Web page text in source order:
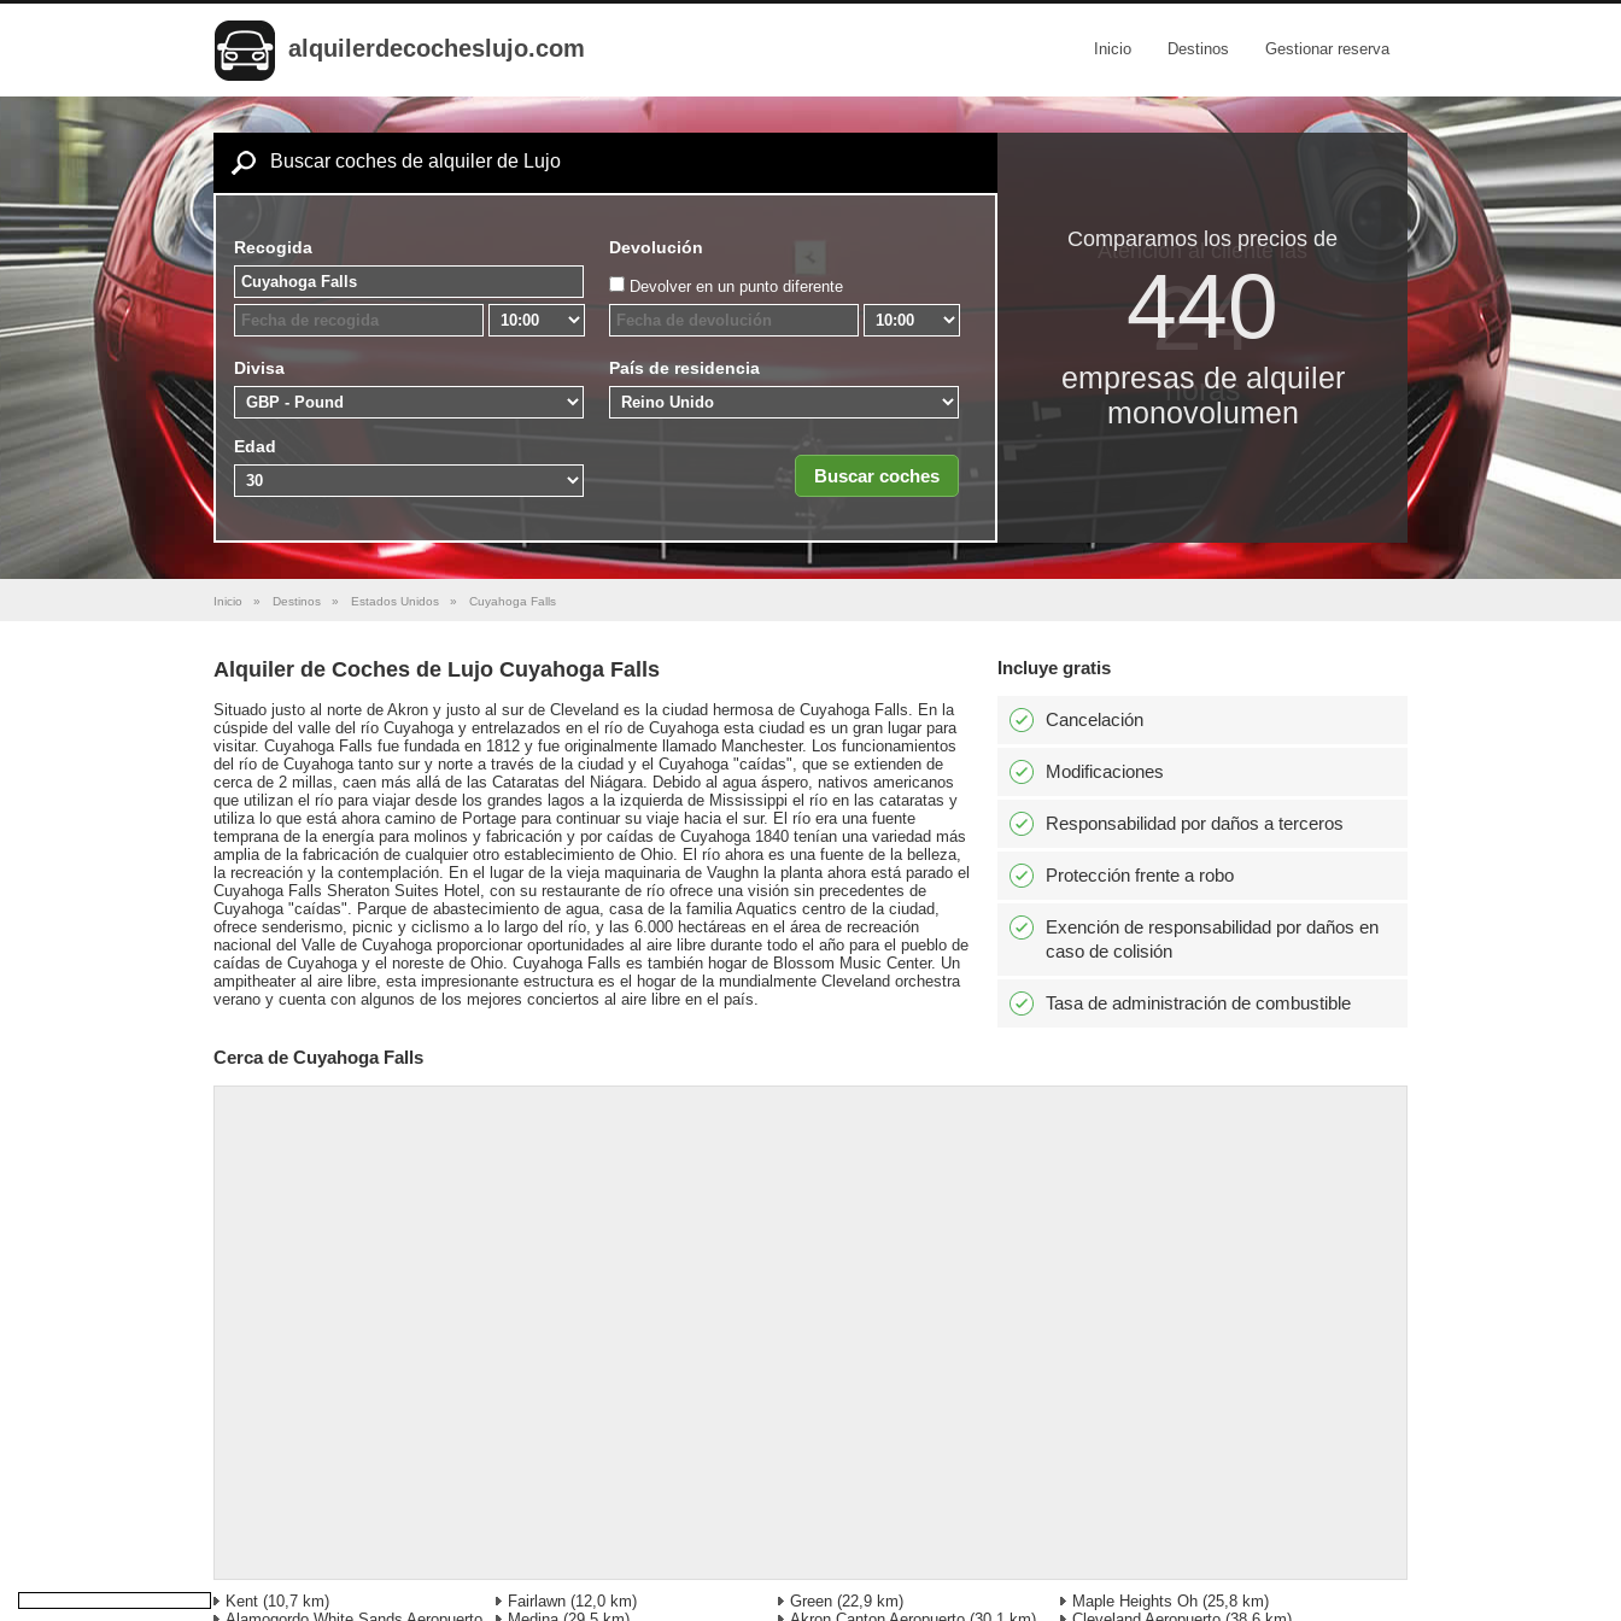
alquilerdecocheslujo.com Inicio Destinos Gestionar reserva
Buscar coches de alquiler de Lujo
Recogida Devolución
Devolver en un punto diferente
Divisa País de residencia
Edad
Comparamos los precios de
440
empresas de alquiler
monovolumen
Atención al cliente las
24
horas
Inicio » Destinos » Estados Unidos » Cuyahoga Falls
Alquiler de Coches de Lujo Cuyahoga Falls
Situado justo al norte de Akron y justo al sur de Cleveland es la ciudad hermosa de Cuyahoga Falls. En la
cúspide del valle del río Cuyahoga y entrelazados en el río de Cuyahoga esta ciudad es un gran lugar para
visitar. Cuyahoga Falls fue fundada en 1812 y fue originalmente llamado Manchester. Los funcionamientos
del río de Cuyahoga tanto sur y norte a través de la ciudad y el Cuyahoga "caídas", que se extienden de
cerca de 2 millas, caen más allá de las Cataratas del Niágara. Debido al agua áspero, nativos americanos
que utilizan el río para viajar desde los grandes lagos a la izquierda de Mississippi el río en las cataratas y
utiliza lo que está ahora camino de Portage para continuar su viaje hacia el sur. El río era una fuente
temprana de la energía para molinos y fabricación y por caídas de Cuyahoga 1840 tenían una variedad más
amplia de la fabricación de cualquier otro establecimiento de Ohio. El río ahora es una fuente de la belleza,
la recreación y la contemplación. En el lugar de la vieja maquinaria de Vaughn la planta ahora está parado el
Cuyahoga Falls Sheraton Suites Hotel, con su restaurante de río ofrece una visión sin precedentes de
Cuyahoga "caídas". Parque de abastecimiento de agua, casa de la familia Aquatics centro de la ciudad,
ofrece senderismo, picnic y ciclismo a lo largo del río, y las 6.000 hectáreas en el área de recreación
nacional del Valle de Cuyahoga proporcionar oportunidades al aire libre durante todo el año para el pueblo de
caídas de Cuyahoga y el noreste de Ohio. Cuyahoga Falls es también hogar de Blossom Music Center. Un
ampitheater al aire libre, esta impresionante estructura es el hogar de la mundialmente Cleveland orchestra
verano y cuenta con algunos de los mejores conciertos al aire libre en el país.
Incluye gratis
Cancelación
Modificaciones
Responsabilidad por daños a terceros
Protección frente a robo
Exención de responsabilidad por daños en
caso de colisión
Tasa de administración de combustible
Cerca de Cuyahoga Falls
Kent (10,7 km) Fairlawn (12,0 km) Green (22,9 km) Maple Heights Oh (25,8 km)